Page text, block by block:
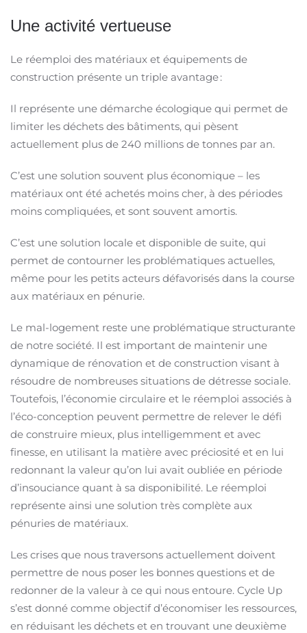
Une activité vertueuse
Le réemploi des matériaux et équipements de
construction présente un triple avantage :
Il représente une démarche écologique qui permet de
limiter les déchets des bâtiments, qui pèsent
actuellement plus de 240 millions de tonnes par an.
C’est une solution souvent plus économique – les
matériaux ont été achetés moins cher, à des périodes
moins compliquées, et sont souvent amortis.
C’est une solution locale et disponible de suite, qui
permet de contourner les problématiques actuelles,
même pour les petits acteurs défavorisés dans la course
aux matériaux en pénurie.
Le mal-logement reste une problématique structurante
de notre société. Il est important de maintenir une
dynamique de rénovation et de construction visant à
résoudre de nombreuses situations de détresse sociale.
Toutefois, l’économie circulaire et le réemploi associés à
l’éco-conception peuvent permettre de relever le défi
de construire mieux, plus intelligemment et avec
finesse, en utilisant la matière avec préciosité et en lui
redonnant la valeur qu’on lui avait oubliée en période
d’insouciance quant à sa disponibilité. Le réemploi
représente ainsi une solution très complète aux
pénuries de matériaux.
Les crises que nous traversons actuellement doivent
permettre de nous poser les bonnes questions et de
redonner de la valeur à ce qui nous entoure. Cycle Up
s’est donné comme objectif d’économiser les ressources,
en réduisant les déchets et en trouvant une deuxième